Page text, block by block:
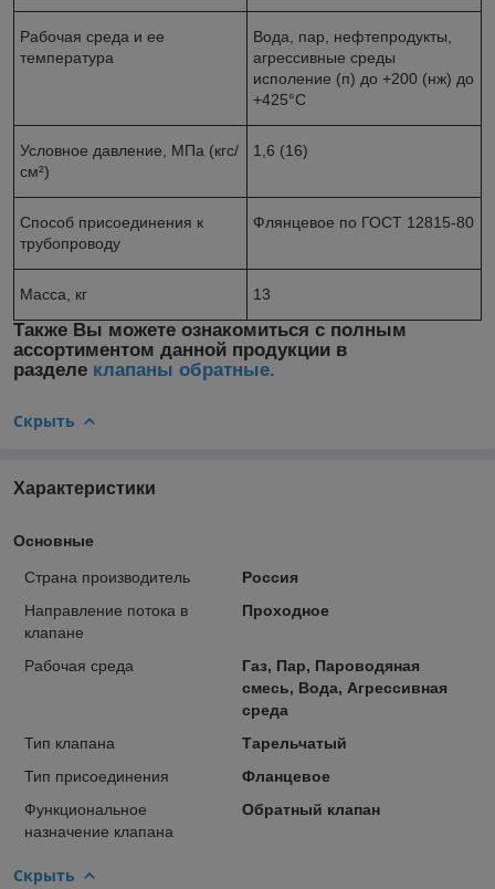
Рабочая среда и ее
температура
Вода, пар, нефтепродукты,
агрессивные среды
исполение (п) до +200 (нж) до
+425°С
Условное давление, МПа (кгс/
см²)
1,6 (16)
Способ присоединения к
трубопроводу
Флянцевое по ГОСТ 12815-80
Масса, кг 13
Также Вы можете ознакомиться с полным
ассортиментом данной продукции в
разделе клапаны обратные.
Скрыть
Характеристики
Основные
Страна производитель
Россия
Направление потока в
клапане
Проходное
Рабочая среда
Газ, Пар, Пароводяная
смесь, Вода, Агрессивная
среда
Тип клапана
Тарельчатый
Тип присоединения
Фланцевое
Функциональное
назначение клапана
Обратный клапан
Скрыть